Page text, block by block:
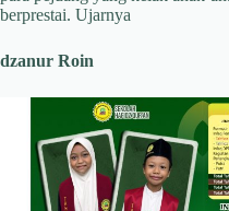
berprestai. Ujarnya
dzanur Roin